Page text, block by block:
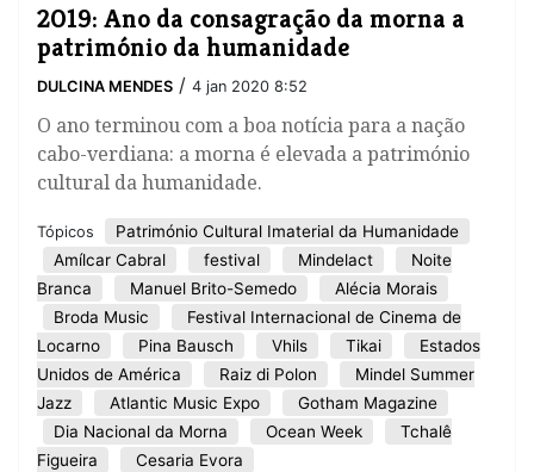
2019: Ano da consagração da morna a
património da humanidade
DULCINA MENDES / 4 jan 2020 8:52
O ano terminou com a boa notícia para a nação
cabo-verdiana: a morna é elevada a património
cultural da humanidade.
Tópicos
Património Cultural Imaterial da Humanidade
Amílcar Cabral
festival Mindelact
Noite
Branca
Manuel Brito-Semedo
Alécia Morais
Broda Music
Festival Internacional de Cinema de
Locarno
Pina Bausch Vhils Tikai
Estados
Unidos de América
Raiz di Polon
Mindel Summer
Jazz
Atlantic Music Expo
Gotham Magazine
Dia Nacional da Morna
Ocean Week
Tchalê
Figueira
Cesaria Evora